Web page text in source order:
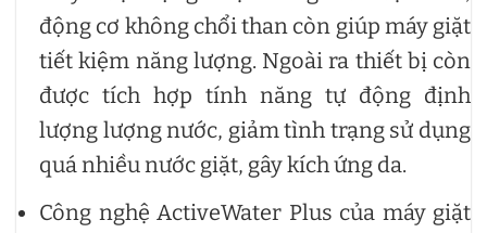
động cơ không chổi than còn giúp máy giặt
tiết kiệm năng lượng. Ngoài ra thiết bị còn
được tích hợp tính năng tự động định
lượng lượng nước, giảm tình trạng sử dụng
quá nhiều nước giặt, gây kích ứng da.
Công nghệ ActiveWater Plus của máy giặt